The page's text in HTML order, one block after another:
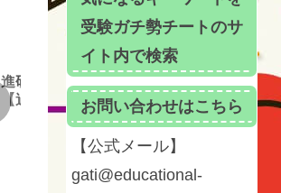
進研模試／ベネッセ総合学力テスト対策
【過去問３年分以上を分析公開】
81573 views
受験ガチ勢チートのサ
イト内で検索
お問い合わせはこちら
【公式メール】
gati@educational-